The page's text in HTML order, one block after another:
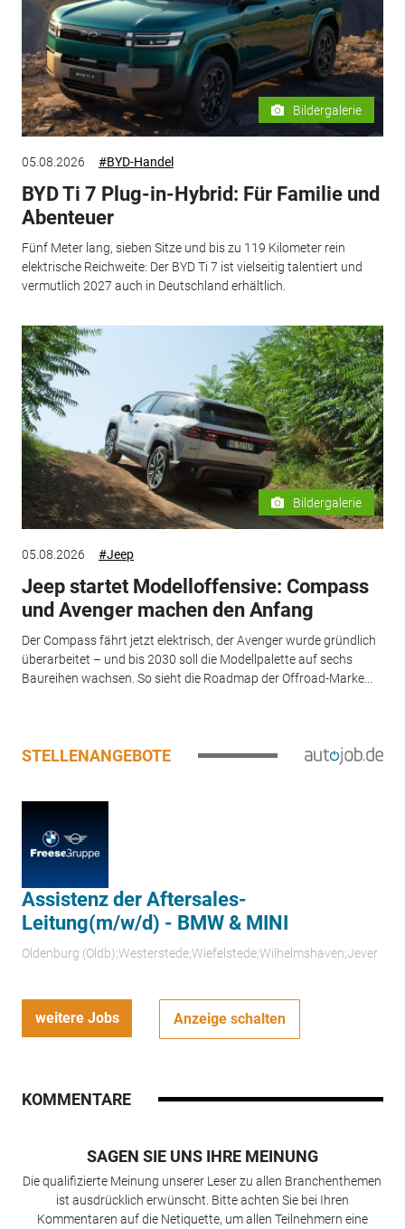
Bildergalerie
05.08.2026 #BYD-Handel
BYD Ti 7 Plug-in-Hybrid: Für Familie und
Abenteuer
Fünf Meter lang, sieben Sitze und bis zu 119 Kilometer rein
elektrische Reichweite: Der BYD Ti 7 ist vielseitig talentiert und
vermutlich 2027 auch in Deutschland erhältlich.
Bildergalerie
05.08.2026 #Jeep
Jeep startet Modelloffensive: Compass
und Avenger machen den Anfang
Der Compass fährt jetzt elektrisch, der Avenger wurde gründlich
überarbeitet – und bis 2030 soll die Modellpalette auf sechs
Baureihen wachsen. So sieht die Roadmap der Offroad-Marke...
STELLENANGEBOTE
Assistenz der Aftersales-
Leitung(m/w/d) - BMW & MINI
Oldenburg (Oldb);Westerstede;Wiefelstede;Wilhelmshaven;Jever
weitere Jobs Anzeige schalten
KOMMENTARE
SAGEN SIE UNS IHRE MEINUNG
Die qualifizierte Meinung unserer Leser zu allen Branchenthemen
ist ausdrücklich erwünscht. Bitte achten Sie bei Ihren
Kommentaren auf die Netiquette, um allen Teilnehmern eine